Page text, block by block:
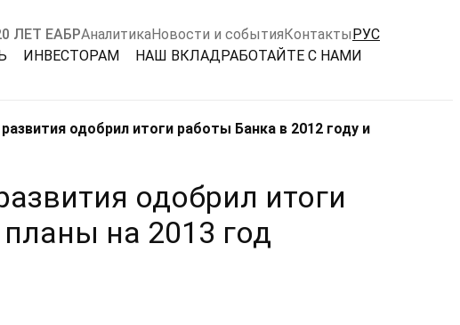
ЛЕТ ЕАБРАналитикаНовости и событияКонтактыРУС
ИНВЕСТОРАМ НАШ ВКЛАДРАБОТАЙТЕ С НАМИ
одобрил итоги работы Банка в 2012 году и
одобрил итоги
на 2013 год